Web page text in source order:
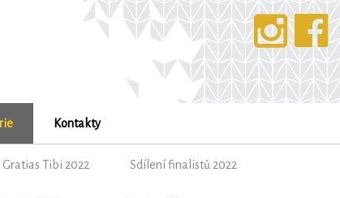
Kontakty
Gratias Tibi 2022 Sdílení finalistů 2022